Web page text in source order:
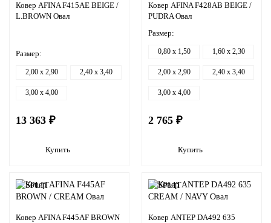
Ковер AFINA F415AE BEIGE /
L.BROWN Овал
Размер:
2,00 x 2,90 2,40 x 3,40
3,00 x 4,00
13 363 ₽
Купить
Ковер AFINA F428AB BEIGE /
PUDRA Овал
Размер:
0,80 x 1,50 1,60 x 2,30
2,00 x 2,90 2,40 x 3,40
3,00 x 4,00
2 765 ₽
Купить
Ковер AFINA F445AF BROWN
Ковер ANTEP DA492 635